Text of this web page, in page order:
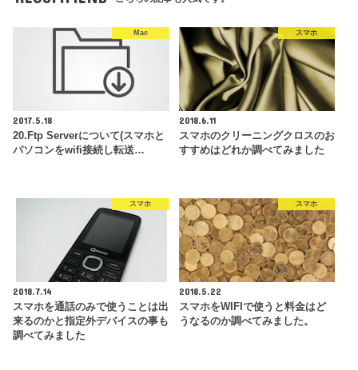
Mac
2017.5.18
20.Ftp Serverについて(スマホと
パソコンをwifi接続し転送…
スマホ
2018.6.11
スマホのクリーニングクロスのお
すすめはどれか調べてみました
スマホ
2018.7.14
スマホを通話のみで使うことは出
来るのかと指定外デバイスの事も
調べてみました
スマホ
2018.5.22
スマホをWIFIで使うと料金はど
うなるのか調べてみました。